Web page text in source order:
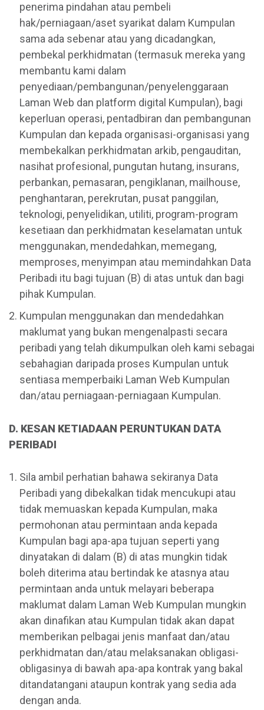
penerima pindahan atau pembeli
hak/perniagaan/aset syarikat dalam Kumpulan
sama ada sebenar atau yang dicadangkan,
pembekal perkhidmatan (termasuk mereka yang
membantu kami dalam
penyediaan/pembangunan/penyelenggaraan
Laman Web dan platform digital Kumpulan), bagi
keperluan operasi, pentadbiran dan pembangunan
Kumpulan dan kepada organisasi-organisasi yang
membekalkan perkhidmatan arkib, pengauditan,
nasihat profesional, pungutan hutang, insurans,
perbankan, pemasaran, pengiklanan, mailhouse,
penghantaran, perekrutan, pusat panggilan,
teknologi, penyelidikan, utiliti, program-program
kesetiaan dan perkhidmatan keselamatan untuk
menggunakan, mendedahkan, memegang,
memproses, menyimpan atau memindahkan Data
Peribadi itu bagi tujuan (B) di atas untuk dan bagi
pihak Kumpulan.
Kumpulan menggunakan dan mendedahkan
maklumat yang bukan mengenalpasti secara
peribadi yang telah dikumpulkan oleh kami sebagai
sebahagian daripada proses Kumpulan untuk
sentiasa memperbaiki Laman Web Kumpulan
dan/atau perniagaan-perniagaan Kumpulan.
D. KESAN KETIADAAN PERUNTUKAN DATA
PERIBADI
Sila ambil perhatian bahawa sekiranya Data
Peribadi yang dibekalkan tidak mencukupi atau
tidak memuaskan kepada Kumpulan, maka
permohonan atau permintaan anda kepada
Kumpulan bagi apa-apa tujuan seperti yang
dinyatakan di dalam (B) di atas mungkin tidak
boleh diterima atau bertindak ke atasnya atau
permintaan anda untuk melayari beberapa
maklumat dalam Laman Web Kumpulan mungkin
akan dinafikan atau Kumpulan tidak akan dapat
memberikan pelbagai jenis manfaat dan/atau
perkhidmatan dan/atau melaksanakan obligasi-
obligasinya di bawah apa-apa kontrak yang bakal
ditandatangani ataupun kontrak yang sedia ada
dengan anda.